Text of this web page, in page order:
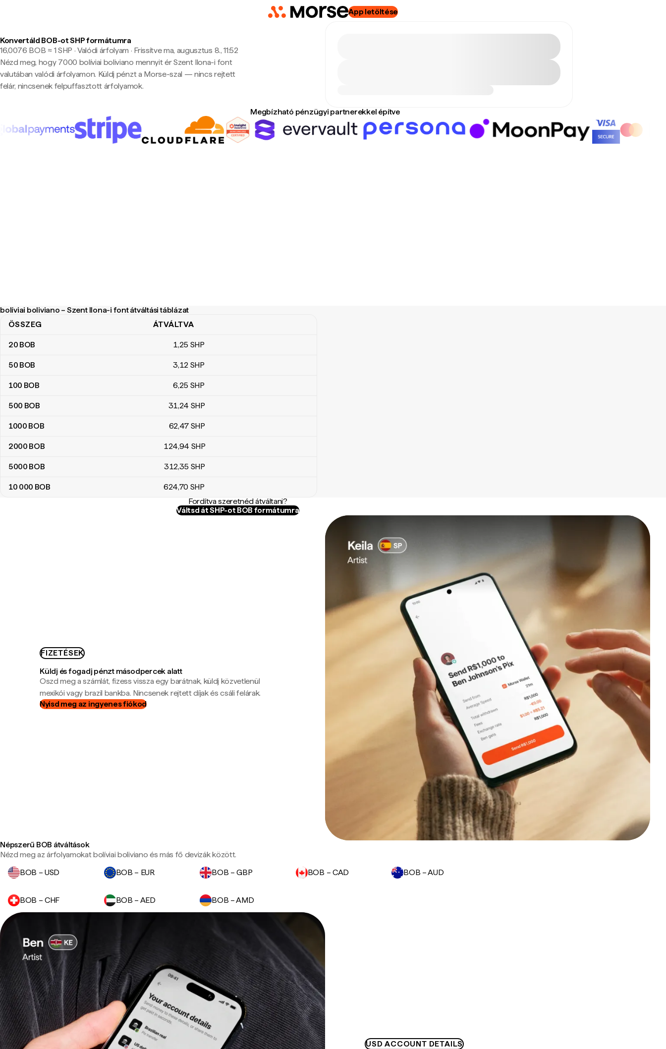
App letöltése
Konvertáld BOB-ot SHP formátumra
16,0076 BOB ≈ 1 SHP · Valódi árfolyam · Frissítve ma, augusztus 8., 11:52
Nézd meg, hogy 7000 bolíviai boliviano mennyit ér Szent Ilona-i font
valutában valódi árfolyamon. Küldj pénzt a Morse-szal — nincs rejtett
felár, nincsenek felpuffasztott árfolyamok.
Megbízható pénzügyi partnerekkel építve
bolíviai boliviano – Szent Ilona-i font átváltási táblázat
bolíviai boliviano – Szent Ilona-i font átváltási táblázat
ÖSSZEG ÁTVÁLTVA
20 BOB 1,25 SHP
50 BOB 3,12 SHP
100 BOB 6,25 SHP
500 BOB 31,24 SHP
1000 BOB 62,47 SHP
2000 BOB 124,94 SHP
5000 BOB 312,35 SHP
10 000 BOB 624,70 SHP
Fordítva szeretnéd átváltani?
Váltsd át SHP-ot BOB formátumra
FIZETÉSEK
Küldj és fogadj pénzt másodpercek alatt
Oszd meg a számlát, fizess vissza egy barátnak, küldj közvetlenül
mexikói vagy brazil bankba. Nincsenek rejtett díjak és csáli felárak.
Nyisd meg az ingyenes fiókod
Népszerű BOB átváltások
Nézd meg az árfolyamokat bolíviai boliviano és más fő devizák között.
BOB – USD
BOB – EUR BOB – GBP BOB – CAD BOB – AUD
BOB – CHF BOB – AED BOB – AMD
USD ACCOUNT DETAILS